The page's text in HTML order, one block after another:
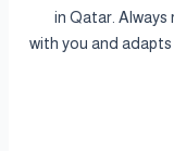
in Qatar.
with you and